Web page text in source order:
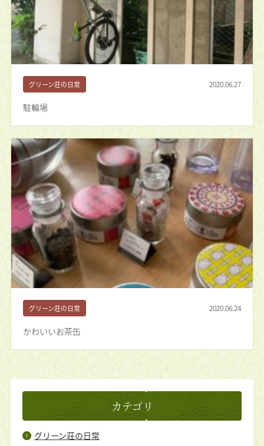
グリーン荘の日常 2020.06.27
駐輪場
グリーン荘の日常 2020.06.24
かわいいお茶缶
カテゴリ
グリーン荘の日常